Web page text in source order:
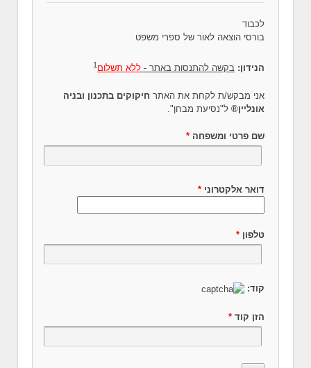
לכבוד
בורסי הוצאה לאור של ספרי משפט
הנידון: בקשה להתנסות באתר - ללא תשלום 1
אני מבקש/ת לקחת את האתר חיקוקים בתכנון ובניה
אונליין® ל"נסיעת מבחן".
שם פרטי ומשפחה *
דואר אלקטרוני *
טלפון *
קוד:
הזן קוד *